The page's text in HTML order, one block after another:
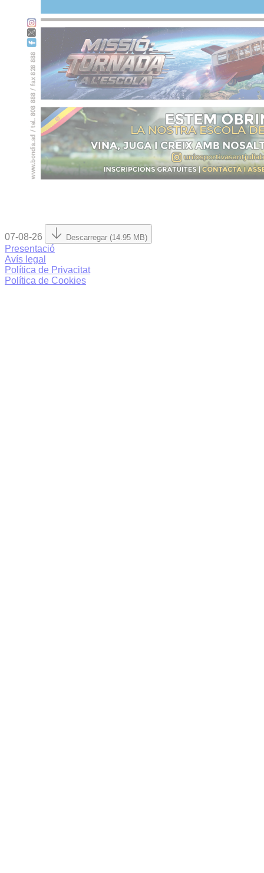
07-08-26 Descarregar (14.95 MB)
Presentació
Avís legal
Política de Privacitat
Política de Cookies